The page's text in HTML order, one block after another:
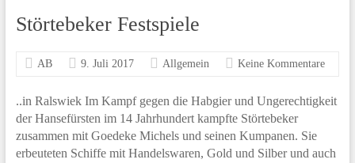
Störtebeker Festspiele
AB 9. Juli 2017 Allgemein Keine Kommentare
..in Ralswiek Im Kampf gegen die Habgier und Ungerechtigkeit
der Hansefürsten im 14 Jahrhundert kampfte Störtebeker
zusammen mit Goedeke Michels und seinen Kumpanen. Sie
erbeuteten Schiffe mit Handelswaren, Gold und Silber und auch